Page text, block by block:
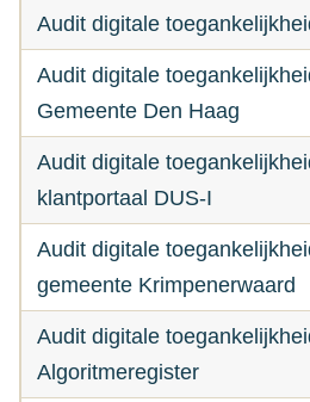
Audit digitale
Audit digitale
Gemeente Den Haag
Audit digitale
klantportaal DUS-I
Audit digitale
gemeente Krimpenerwaard
Audit digitale
Algoritmeregister